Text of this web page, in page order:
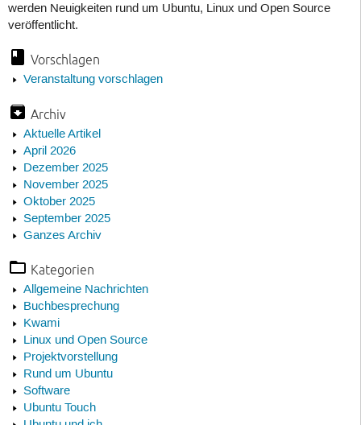
werden Neuigkeiten rund um Ubuntu, Linux und Open Source
veröffentlicht.
Vorschlagen
Veranstaltung vorschlagen
Archiv
Aktuelle Artikel
April 2026
Dezember 2025
November 2025
Oktober 2025
September 2025
Ganzes Archiv
Kategorien
Allgemeine Nachrichten
Buchbesprechung
Kwami
Linux und Open Source
Projektvorstellung
Rund um Ubuntu
Software
Ubuntu Touch